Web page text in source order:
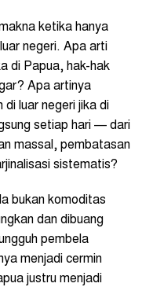
ketika hanya
negeri. Apa arti
di Papua, hak-hak
Apa artinya
di luar negeri jika di
setiap hari — dari
massal, pembatasan
sistematis?
bukan komoditas
dan dibuang
pembela
menjadi cermin
justru menjadi